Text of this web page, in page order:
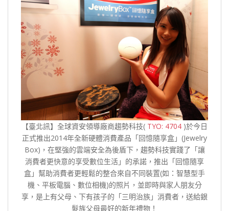
【臺北訊】全球資安領導廠商趨勢科技( TYO: 4704 )於今日
正式推出2014年全新硬體消費產品「回憶隨享盒」(Jewelry
Box)，在堅強的雲端安全為後盾下，趨勢科技實踐了「讓
消費者更快意的享受數位生活」的承諾，推出「回憶隨享
盒」幫助消費者更輕鬆的整合來自不同裝置(如：智慧型手
機、平板電腦、數位相機)的照片，並即時與家人朋友分
享，是上有父母、下有孩子的「三明治族」消費者，送給銀
髮族父母最好的新年禮物！